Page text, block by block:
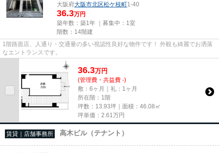
大阪府大阪市北区松ケ枝町1-40
36.3万円
築年数：築1年 ｜募集中： 1室
階数：14階建
1階路面店、人通り・交通量の多い視認性良好な物件です！ 外観も綺麗でお洒落
なエントランスです。
36.3万円
(管理費・共益費 -)
敷：6ヶ月｜礼：1ヶ月
所在階：1階
坪数：13.93坪｜面積：46.08㎡
坪単価： 2.61 万円
賃貸｜店舗事務所 高木ビル（テナント）